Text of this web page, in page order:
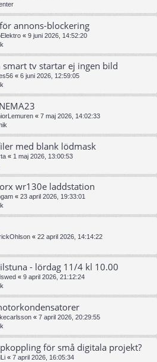
annons-blockering
« 9 juni 2026, 14:52:20
smart tv startar ej ingen bild
« 6 juni 2026, 12:59:05
« 7 maj 2026, 14:02:33
med blank lödmask
« 1 maj 2026, 13:00:53
wr130e laddstation
« 23 april 2026, 19:33:01
« 22 april 2026, 14:14:22
- lördag 11/4 kl 10.00
« 9 april 2026, 21:12:24
« 7 april 2026, 20:29:55
för små digitala projekt?
« 7 april 2026, 16:05:34